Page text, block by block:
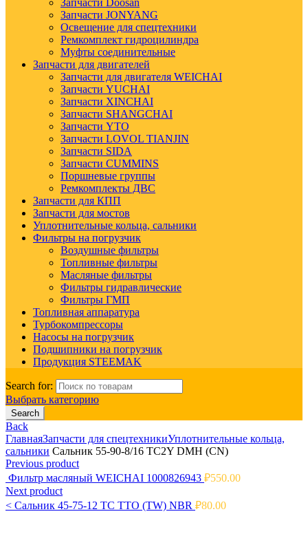
Запчасти Doosan
Запчасти JONYANG
Освещение для спецтехники
Ремкомплект гидроцилиндра
Муфты соединительные
Запчасти для двигателей
Запчасти для двигателя WEICHAI
Запчасти YUCHAI
Запчасти XINCHAI
Запчасти SHANGCHAI
Запчасти YTO
Запчасти LOVOL TIANJIN
Запчасти SIDA
Запчасти CUMMINS
Поршневые группы
Ремкомплекты ДВС
Запчасти для КПП
Запчасти для мостов
Уплотнительные кольца, сальники
Фильтры на погрузчик
Воздушные фильтры
Топливные фильтры
Масляные фильтры
Фильтры гидравлические
Фильтры ГМП
Топливная аппаратура
Турбокомпрессоры
Насосы на погрузчик
Подшипники на погрузчик
Продукция STEEMAK
Search for:
Выбрать категорию
Search
Back
ГлавнаяЗапчасти для спецтехникиУплотнительные кольца,
сальники Сальник 55-90-8/16 TC2Y DMH (CN)
Previous product
Фильтр масляный WEICHAI 1000826943 ₽550.00
Next product
< Сальник 45-75-12 TC TTO (TW) NBR ₽80.00